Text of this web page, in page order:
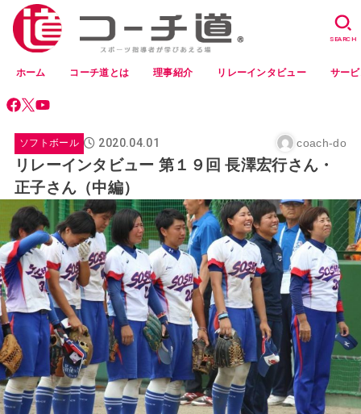
ホーム コーチ道とは 理事紹介 リレーインタビュー サー
SEARCH
ソフトボール 2020.04.01 coach-do
リレーインタビュー 第１９回 長澤宏行さん・
正子さん（中編）